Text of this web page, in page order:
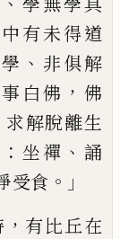
有未得道
、 非俱解
白佛 ， 佛
求解脫離生
： 坐禪 、 誦
受食 。」
， 有比丘在